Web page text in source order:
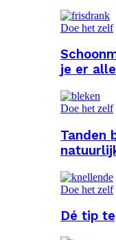
Doe het zelf
je er
Doe het zelf
Tanden
Doe het zelf
Dé tip